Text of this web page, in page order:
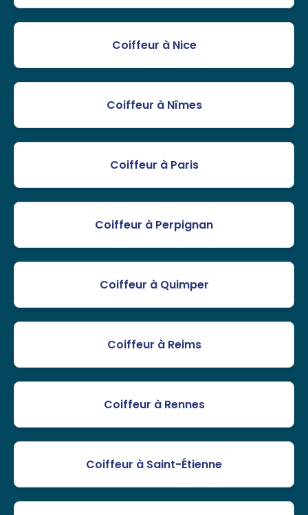
Coiffeur à Nice
Coiffeur à Nîmes
Coiffeur à Paris
Coiffeur à Perpignan
Coiffeur à Quimper
Coiffeur à Reims
Coiffeur à Rennes
Coiffeur à Saint-Étienne